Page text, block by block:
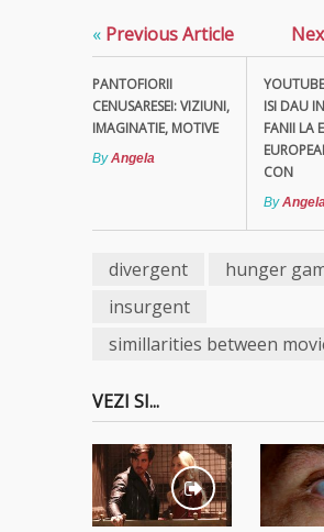
« Previous Article
PANTOFIORII
CENUSARESEI: VIZIUNI,
IMAGINATIE, MOTIVE
ByAngela
ISI DAU
FANII LA
CON
By
divergent
hunger
insurgent
simillarities between
VEZI SI...